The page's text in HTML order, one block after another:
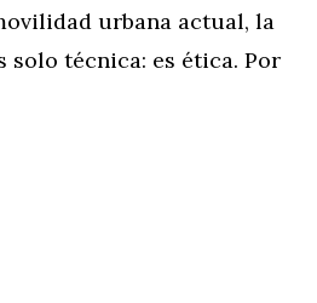
urbana actual, la
solo técnica: es ética. Por